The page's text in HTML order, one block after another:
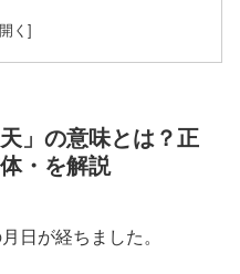
」の意味とは？正
・を解説
日が経ちました。